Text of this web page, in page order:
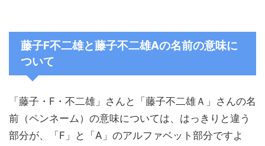
藤子F不二雄と藤子不二雄Aの名前の意味に
ついて
「藤子・F・不二雄」さんと「藤子不二雄Ａ」さんの名
前（ペンネーム）の意味については、はっきりと違う
部分が、「F」と「A」のアルファベット部分ですよ